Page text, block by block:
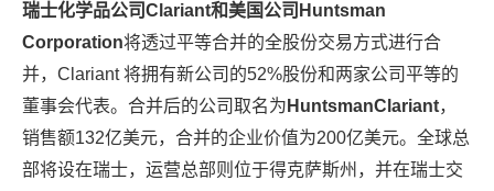
瑞士化学品公司Clariant和美国公司Huntsman
Corporation将透过平等合并的全股份交易方式进行合
并，Clariant 将拥有新公司的52%股份和两家公司平等的
董事会代表。合并后的公司取名为 HuntsmanClariant，
销售额132亿美元，合并的企业价值为200亿美元。全球总
部将设在瑞士，运营总部则位于得克萨斯州，并在瑞士交